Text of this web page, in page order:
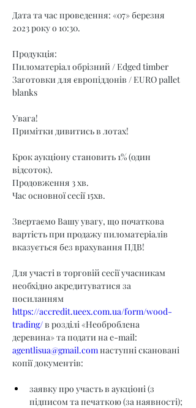
Дата та час проведення: «07» березня
2023 року о 10:30.
Продукція:
Пиломатеріал обрізний / Edged timber
Заготовки для європіддонів / EURO pallet
blanks
Увага!
Примітки дивитись в лотах!
Крок аукціону становить 1% (один
відсоток).
Продовження 3 хв.
Час основної сесії 15хв.
Звертаємо Вашу увагу, що початкова
вартість при продажу пиломатеріалів
вказується без врахування ПДВ!
Для участі в торговій сесії учасникам
необхідно акредитуватися за
посиланням
https://accredit.ueex.com.ua/form/wood-
trading/ в розділі «Необроблена
деревина» та подати на e-mail:
agentlisua@gmail.com наступні скановані
копії документів:
заявку про участь в аукціоні (з
підписом та печаткою (за наявності);